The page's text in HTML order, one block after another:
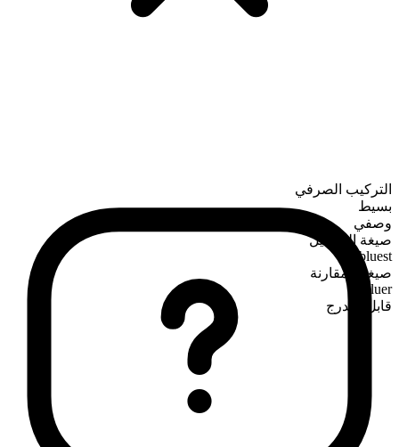
التركيب الصرفي
بسيط
وصفي
صيغة التفضيل
bluest
صيغة المقارنة
bluer
قابل للتدرج